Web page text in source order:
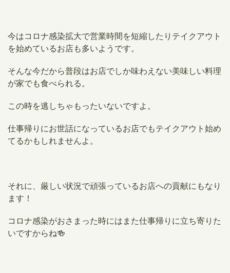
今はコロナ感染拡大で営業時間を短縮したりテイクアウト
を始めているお店も多いようです。
そんな今だから普段はお店でしか味わえない美味しい料理
が家でも食べられる。
この時を逃しちゃもったいないですよ。
仕事帰りにお世話になっているお店でもテイクアウト始め
てるかもしれませんよ。
それに、厳しい状況で頑張っているお店への貢献にもなり
ます！
コロナ感染がおさまった時にはまた仕事帰りに立ち寄りた
いですからね🍻